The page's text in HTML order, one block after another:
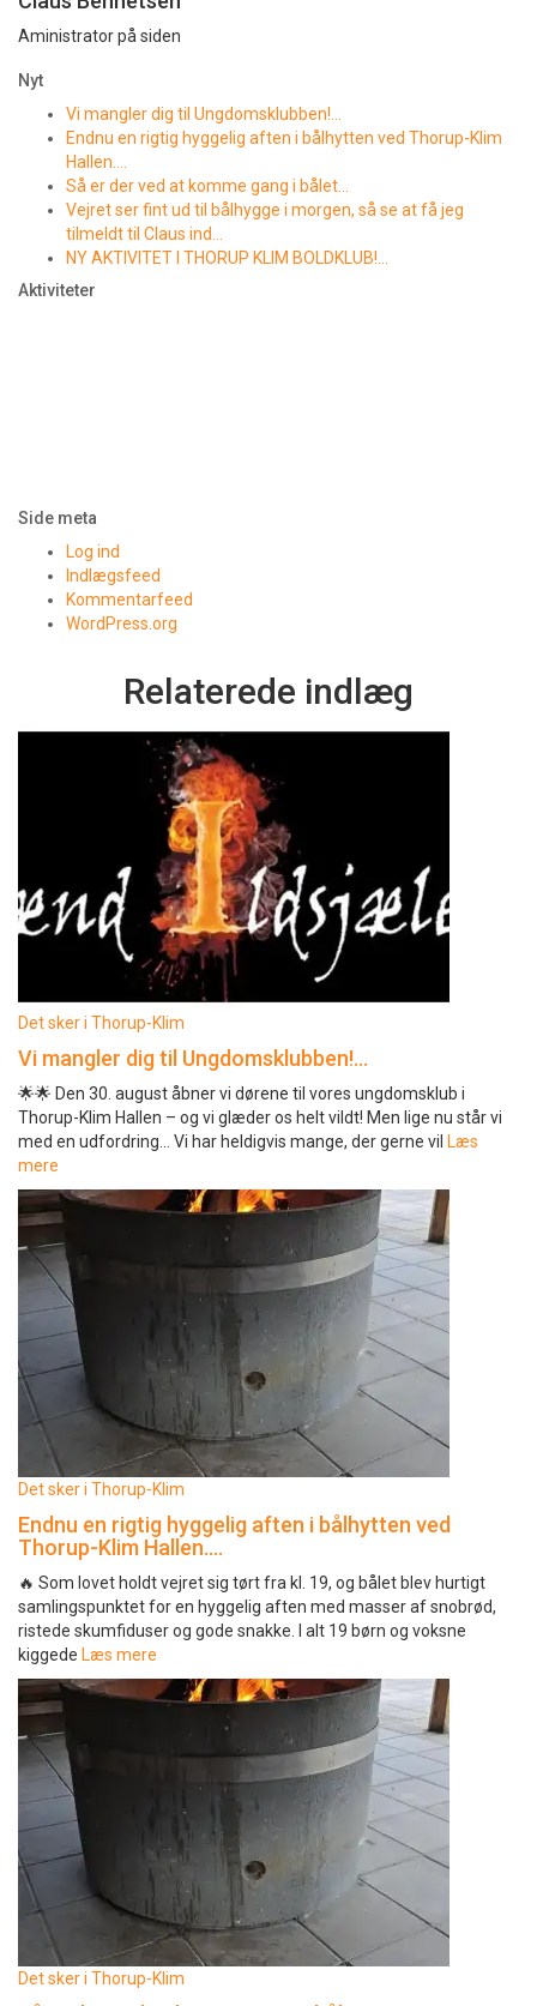
Aministrator på siden
Nyt
Vi mangler dig til Ungdomsklubben!…
Endnu en rigtig hyggelig aften i bålhytten ved Thorup-Klim
Hallen….
Så er der ved at komme gang i bålet…
Vejret ser fint ud til bålhygge i morgen, så se at få jeg
tilmeldt til Claus ind…
NY AKTIVITET I THORUP KLIM BOLDKLUB!…
Aktiviteter
Side meta
Log ind
Indlægsfeed
Kommentarfeed
WordPress.org
Relaterede indlæg
Det sker i Thorup-Klim
Vi mangler dig til Ungdomsklubben!…
🌟🌟 Den 30. august åbner vi dørene til vores ungdomsklub i
Thorup-Klim Hallen – og vi glæder os helt vildt! Men lige nu står vi
med en udfordring… Vi har heldigvis mange, der gerne vil Læs
mere
Det sker i Thorup-Klim
Endnu en rigtig hyggelig aften i bålhytten ved
Thorup-Klim Hallen….
🔥 Som lovet holdt vejret sig tørt fra kl. 19, og bålet blev hurtigt
samlingspunktet for en hyggelig aften med masser af snobrød,
ristede skumfiduser og gode snakke. I alt 19 børn og voksne
kiggede Læs mere
Det sker i Thorup-Klim